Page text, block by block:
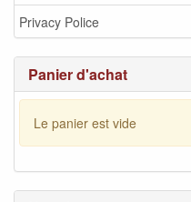
Privacy Police
Panier d'achat
Le panier est vide